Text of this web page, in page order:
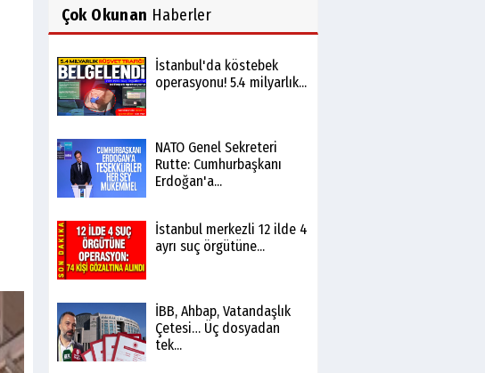
Çok Okunan Haberler
İstanbul'da köstebek
operasyonu! 5.4 milyarlık...
NATO Genel Sekreteri
Rutte: Cumhurbaşkanı
Erdoğan'a...
İstanbul merkezli 12 ilde 4
ayrı suç örgütüne...
İBB, Ahbap, Vatandaşlık
Çetesi… Üç dosyadan
tek...